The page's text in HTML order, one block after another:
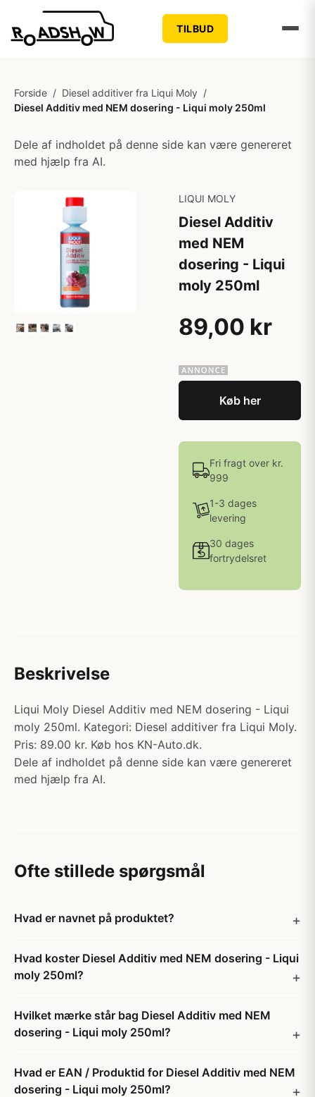
TILBUD
Forside / Diesel additiver fra Liqui Moly /
Diesel Additiv med NEM dosering - Liqui moly 250ml
Dele af indholdet på denne side kan være genereret
med hjælp fra AI.
LIQUI MOLY
Diesel Additiv
med NEM
dosering - Liqui
moly 250ml
89,00 kr
Køb her
Fri fragt over kr.
999
1-3 dages
levering
30 dages
fortrydelsret
Beskrivelse
Liqui Moly Diesel Additiv med NEM dosering - Liqui
moly 250ml. Kategori: Diesel additiver fra Liqui Moly.
Pris: 89.00 kr. Køb hos KN-Auto.dk.
Dele af indholdet på denne side kan være genereret
med hjælp fra AI.
Ofte stillede spørgsmål
Hvad er navnet på produktet?
Hvad koster Diesel Additiv med NEM dosering - Liqui
moly 250ml?
Hvilket mærke står bag Diesel Additiv med NEM
dosering - Liqui moly 250ml?
Hvad er EAN / Produktid for Diesel Additiv med NEM
dosering - Liqui moly 250ml?